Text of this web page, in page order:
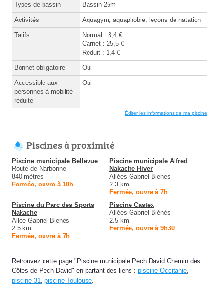
Types de bassin Bassin 25m
Activités Aquagym, aquaphobie, leçons de natation
Tarifs
Normal : 3,4 €
Carnet : 25,5 €
Réduit : 1,4 €
Bonnet obligatoire Oui
Accessible aux
personnes à mobilité
réduite
Oui
Éditer les informations de ma piscine
Piscines à proximité
Piscine municipale Bellevue
Route de Narbonne
840 mètres
Fermée, ouvre à 10h
Piscine municipale Alfred
Nakache Hiver
Allées Gabriel Bienes
2.3 km
Fermée, ouvre à 7h
Piscine du Parc des Sports
Nakache
Allée Gabriel Bienes
2.5 km
Fermée, ouvre à 7h
Piscine Castex
Allées Gabriel Biénès
2.5 km
Fermée, ouvre à 9h30
Retrouvez cette page "Piscine municipale Pech David Chemin des
Côtes de Pech-David" en partant des liens : piscine Occitanie
piscine 31
piscine Toulouse